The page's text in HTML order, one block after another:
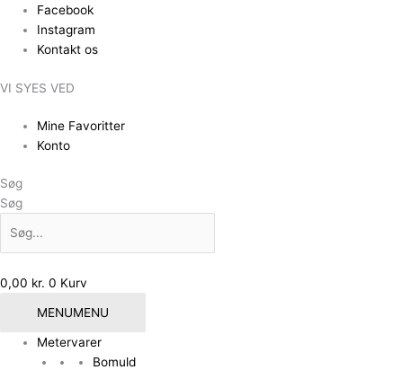
indholdet
Facebook
Instagram
Kontakt os
VI SYES VED
Mine Favoritter
Konto
Søg
Søg
0,00 kr. 0 Kurv
MENUMENU
Metervarer
Bomuld